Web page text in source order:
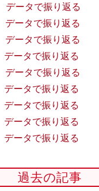
データで振り返る
データで振り返る
データで振り返る
データで振り返る
データで振り返る
データで振り返る
データで振り返る
データで振り返る
データで振り返る
過去の記事